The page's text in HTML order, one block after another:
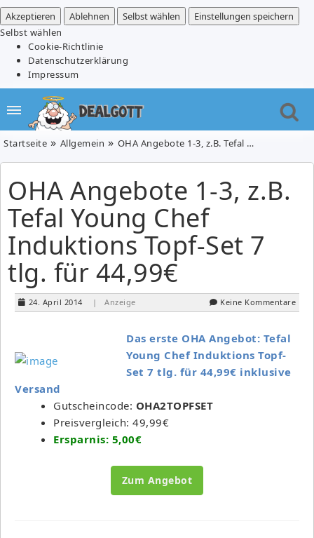
Akzeptieren
Ablehnen Selbst wählen
Einstellungen speichern
Selbst wählen
Cookie-Richtlinie
Datenschutzerklärung
Impressum
Startseite Allgemein OHA Angebote 1-3, z.B. Tefal Young Chef Induktions Topf-Set 7 tlg. für 44,99€
OHA Angebote 1-3, z.B.
Tefal Young Chef
Induktions Topf-Set 7
tlg. für 44,99€
24. April 2014 | Anzeige Keine Kommentare
Das erste OHA Angebot: Tefal
Young Chef Induktions Topf-
Set 7 tlg. für 44,99€ inklusive
Versand
Gutscheincode: OHA2TOPFSET
Preisvergleich: 49,99€
Ersparnis: 5,00€
Zum Angebot